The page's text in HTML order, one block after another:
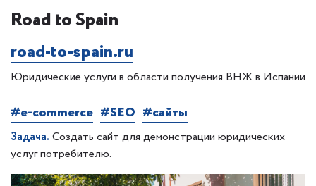
Road to Spain
road-to-spain.ru
Юридические услуги в области получения ВНЖ в Испании
#e-commerce #SEO #сайты
Задача. Создать сайт для демонстрации юридических
услуг потребителю.